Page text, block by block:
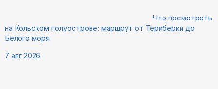
Что посмотреть
на Кольском полуострове: маршрут от Териберки до
Белого моря
7 авг 2026